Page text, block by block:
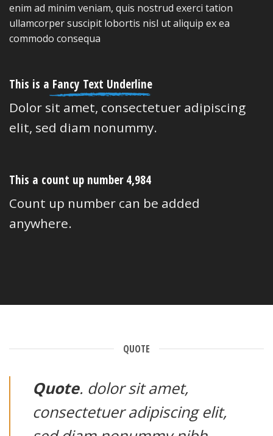
enim ad minim veniam, quis nostrud exerci tation
ullamcorper suscipit lobortis nisl ut aliquip ex ea
commodo consequa
This is a Fancy Text Underline
Dolor sit amet, consectetuer adipiscing
elit, sed diam nonummy.
This a count up number4,997
Count up number can be added
anywhere.
QUOTE
Quote. dolor sit amet,
consectetuer adipiscing elit,